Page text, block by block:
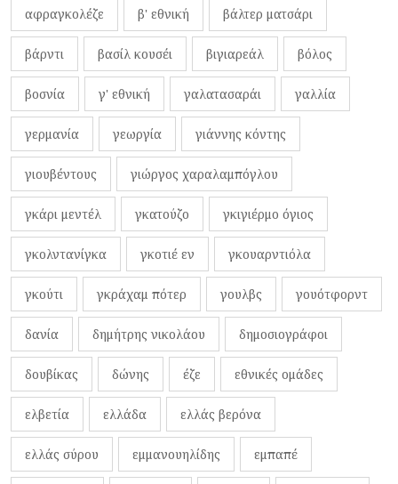
αφραγκολέζε β' εθνική βάλτερ ματσάρι
βάρντι βασίλ κουσέι βιγιαρεάλ βόλος
βοσνία γ' εθνική γαλατασαράι γαλλία
γερμανία γεωργία γιάννης κόντης
γιουβέντους γιώργος χαραλαμπόγλου
γκάρι μεντέλ γκατούζο γκιγιέρμο όγιος
γκολντανίγκα γκοτιέ εν γκουαρντιόλα
γκούτι γκράχαμ πότερ γουλβς γουότφορντ
δανία δημήτρης νικολάου δημοσιογράφοι
δουβίκας δώνης έζε εθνικές ομάδες
ελβετία ελλάδα ελλάς βερόνα
ελλάς σύρου εμμανουηλίδης εμπαπέ